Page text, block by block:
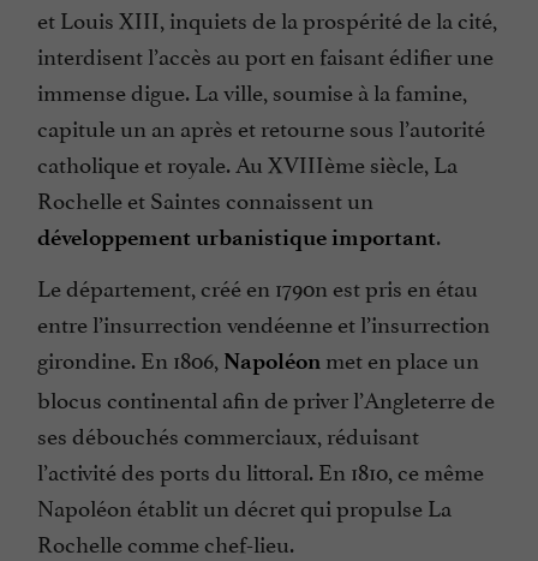
et Louis XIII, inquiets de la prospérité de la cité,
interdisent l’accès au port en faisant édifier une
immense digue. La ville, soumise à la famine,
capitule un an après et retourne sous l’autorité
catholique et royale. Au XVIIIème siècle, La
Rochelle et Saintes connaissent un
développement urbanistique important.
Le département, créé en 1790n est pris en étau
entre l’insurrection vendéenne et l’insurrection
girondine. En 1806, Napoléon met en place un
blocus continental afin de priver l’Angleterre de
ses débouchés commerciaux, réduisant
l’activité des ports du littoral. En 1810, ce même
Napoléon établit un décret qui propulse La
Rochelle comme chef-lieu.